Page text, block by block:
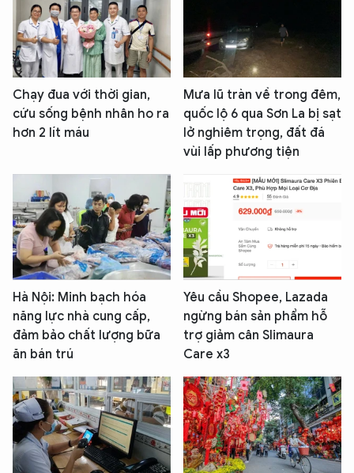
Chạy đua với thời gian,
cứu sống bệnh nhân ho ra
hơn 2 lít máu
Mưa lũ tràn về trong đêm,
quốc lộ 6 qua Sơn La bị sạt
lở nghiêm trọng, đất đá
vùi lấp phương tiện
Hà Nội: Minh bạch hóa
năng lực nhà cung cấp,
đảm bảo chất lượng bữa
ăn bán trú
Yêu cầu Shopee, Lazada
ngừng bán sản phẩm hỗ
trợ giảm cân Slimaura
Care x3